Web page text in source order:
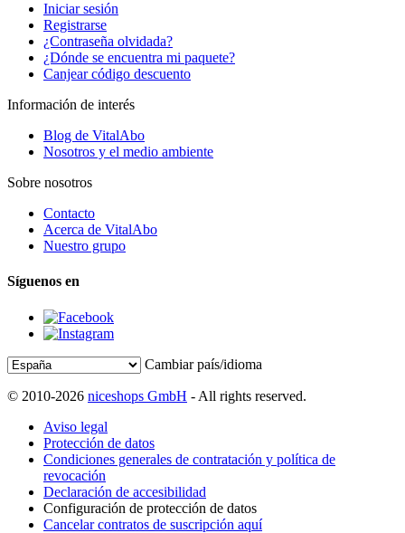
Iniciar sesión
Registrarse
¿Contraseña olvidada?
¿Dónde se encuentra mi paquete?
Canjear código descuento
Información de interés
Blog de VitalAbo
Nosotros y el medio ambiente
Sobre nosotros
Contacto
Acerca de VitalAbo
Nuestro grupo
Síguenos en
Cambiar país/idioma
© 2010-2026 niceshops GmbH - All rights reserved.
Aviso legal
Protección de datos
Condiciones generales de contratación y política de
revocación
Declaración de accesibilidad
Configuración de protección de datos
Cancelar contratos de suscripción aquí